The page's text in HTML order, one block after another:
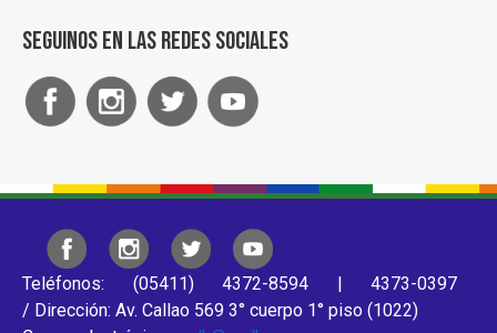
Seguinos en las redes sociales
Teléfonos: (05411) 4372-8594 | 4373-0397
/ Dirección: Av. Callao 569 3° cuerpo 1° piso (1022)